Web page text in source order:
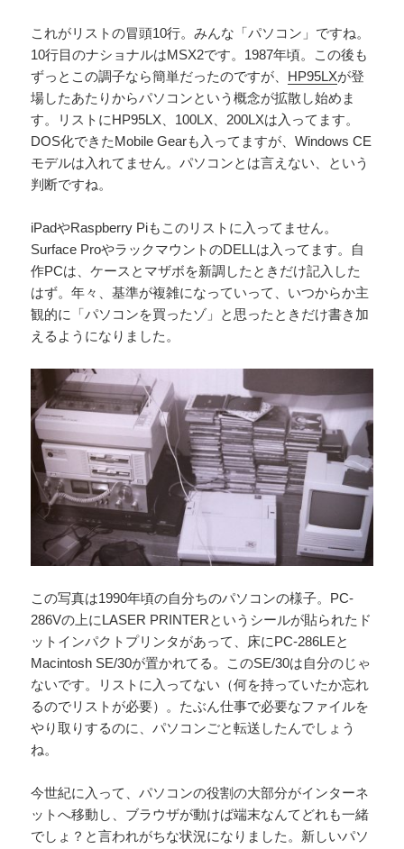
これがリストの冒頭10行。みんな「パソコン」ですね。
10行目のナショナルはMSX2です。1987年頃。この後も
ずっとこの調子なら簡単だったのですが、 HP95LXが登
場したあたりからパソコンという概念が拡散し始めま
す。リストにHP95LX、100LX、200LXは入ってます。
DOS化できたMobile Gearも入ってますが、Windows CE
モデルは入れてません。パソコンとは言えない、という
判断ですね。
iPadやRaspberry Piもこのリストに入ってません。
Surface ProやラックマウントのDELLは入ってます。自
作PCは、ケースとマザボを新調したときだけ記入した
はず。年々、基準が複雑になっていって、いつからか主
観的に「パソコンを買ったゾ」と思ったときだけ書き加
えるようになりました。
この写真は1990年頃の自分ちのパソコンの様子。PC-
286Vの上にLASER PRINTERというシールが貼られたド
ットインパクトプリンタがあって、床にPC-286LEと
Macintosh SE/30が置かれてる。このSE/30は自分のじゃ
ないです。リストに入ってない（何を持っていたか忘れ
るのでリストが必要）。たぶん仕事で必要なファイルを
やり取りするのに、パソコンごと転送したんでしょう
ね。
今世紀に入って、パソコンの役割の大部分がインターネ
ットへ移動し、ブラウザが動けば端末なんてどれも一緒
でしょ？と言われがちな状況になりました。新しいパソ